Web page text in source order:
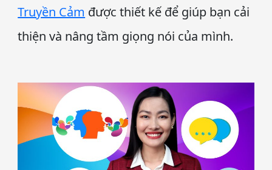
Truyền Cảm được thiết kế để giúp bạn cải
thiện và nâng tầm giọng nói của mình.